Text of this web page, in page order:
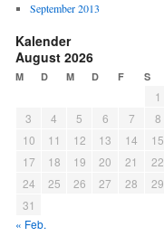
September 2013
Kalender
August 2026
M D M D F S
1
3
4 5 6 7 8
10
11 12 13 14 15
17
18 19 20 21 22
24
25 26 27 28 29
31
« Feb.